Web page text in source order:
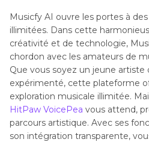
Musicfy AI ouvre les portes à
illimitées. Dans cette
créativité et de technologie,
chordon avec les amateurs de
Que vous soyez un jeune
expérimenté, cette plateforme
exploration musicale illimitée.
HitPaw VoicePea vous attend,
parcours artistique. Avec ses
son intégration transparente,